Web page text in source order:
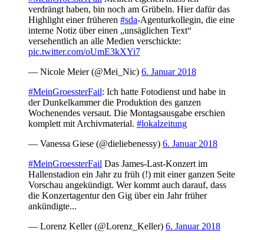
verdrängt haben, bin noch am Grübeln. Hier dafür das
Highlight einer früheren #sda-Agenturkollegin, die eine
interne Notiz über einen „unsäglichen Text“
versehentlich an alle Medien verschickte:
pic.twitter.com/oUmE3kXYi7
— Nicole Meier (@Mei_Nic) 6. Januar 2018
#MeinGroessterFail: Ich hatte Fotodienst und habe in
der Dunkelkammer die Produktion des ganzen
Wochenendes versaut. Die Montagsausgabe erschien
komplett mit Archivmaterial. #lokalzeitung
— Vanessa Giese (@dieliebenessy) 6. Januar 2018
#MeinGroessterFail Das James-Last-Konzert im
Hallenstadion ein Jahr zu früh (!) mit einer ganzen Seite
Vorschau angekündigt. Wer kommt auch darauf, dass
die Konzertagentur den Gig über ein Jahr früher
ankündigte...
— Lorenz Keller (@Lorenz_Keller) 6. Januar 2018